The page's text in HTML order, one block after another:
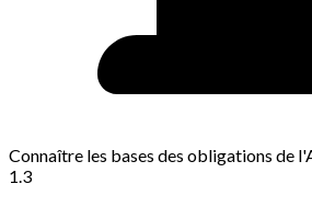
Connaître les bases des obligations de
1.3